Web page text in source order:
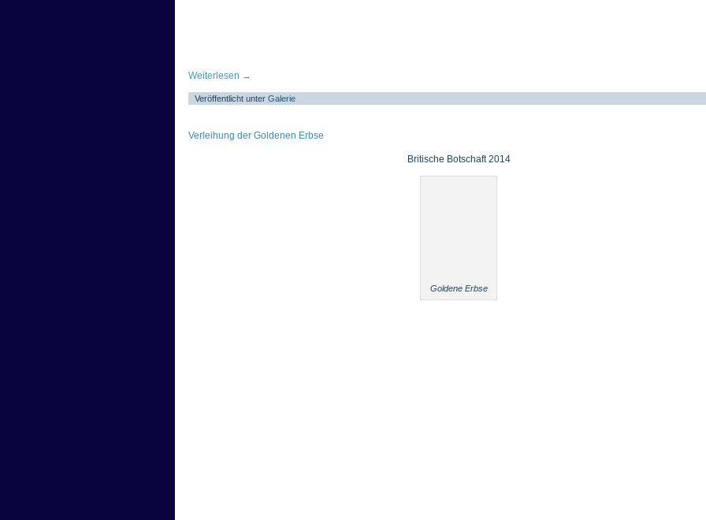
Weiterlesen →
Veröffentlicht unter Galerie
Verleihung der Goldenen Erbse
Britische Botschaft 2014
Goldene Erbse